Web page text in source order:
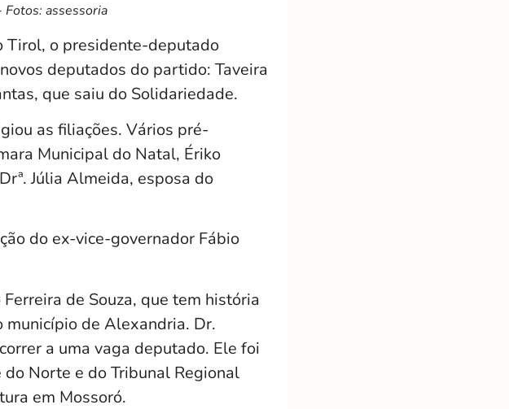
assessoria
Tirol, o presidente-deputado
deputados do partido: Taveira
que saiu do Solidariedade.
as filiações. Vários pré-
Municipal do Natal, Ériko
Júlia Almeida, esposa do
do ex-vice-governador Fábio
de Souza, que tem história
município de Alexandria. Dr.
a uma vaga deputado. Ele foi
Norte e do Tribunal Regional
em Mossoró.